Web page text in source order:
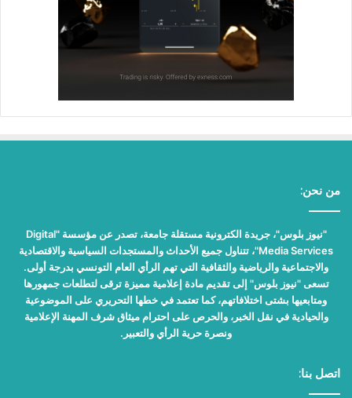
من نحن:
"نيوز بلوس"، جريدة الكترونية مستقلة جامعة، تصدر عن مؤسسة "Digital
Media Services"، تتناول جميع الأحداث والمستجدات السياسية والاقتصادية
والاجتماعية والرياضية والثقافية التي تهم الرأي العام التونسي بدرجة أولى.
تسعى "نيوز بلوس" إلى تقديم مادة إعلامية مميزة ترقى لتطلعات جمهورها
ومتابعيها بشتى اختلافاتهم، كما تعتمد في خطها التحريري على الموضوعية
والحيادية في نقل الخبر، والحرص على احترام ميثاق شرف المهنة الإعلامية
ونصرة حرية الرأي والتعبير.
اتصل بنا: